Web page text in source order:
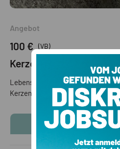
Angebot
100 € (VB)
Kerzenhalter
Lebensbaum. ,,Alfonso soteno,,
Kerzen glasiert 45 cm hoch
KONTAKTINFOS